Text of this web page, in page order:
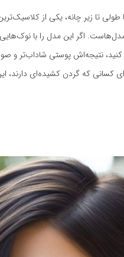
تا زیر چانه، یکی از
اگر این مدل را با
کنید، نتیجه‌اش پوستی شاداب‌تر و
کسانی که گردن کشیده‌ای دارند،